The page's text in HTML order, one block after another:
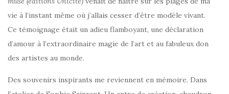
vie à l’instant même où j’allais cesser d’être modèle vivant.
Ce témoignage était un adieu flamboyant, une déclaration
d’amour à l’extraordinaire magie de l’art et au fabuleux don
des artistes au monde.
Des souvenirs inspirants me reviennent en mémoire. Dans